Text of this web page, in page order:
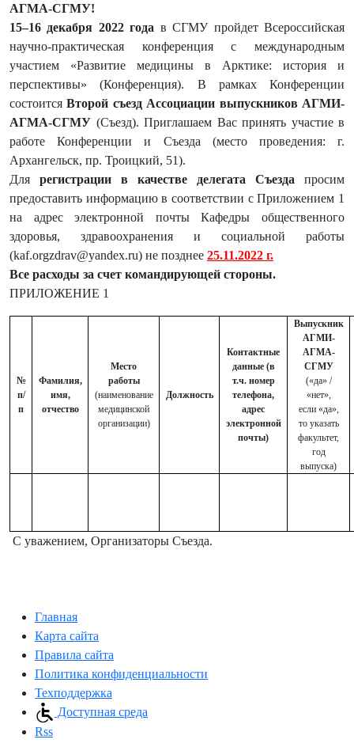
АГМА-СГМУ!
15–16 декабря 2022 года в СГМУ пройдет Всероссийская
научно-практическая конференция с международным
участием «Развитие медицины в Арктике: история и
перспективы» (Конференция). В рамках Конференции
состоитсяВторой съезд Ассоциации выпускников АГМИ-
АГМА-СГМУ (Съезд). Приглашаем Вас принять участие в
работе Конференции и Съезда (место проведения: г.
Архангельск, пр. Троицкий, 51).
Для регистрации в качестве делегата Съезда просим
предоставить информацию в соответствии с Приложением 1
на адрес электронной почты Кафедры общественного
здоровья, здравоохранения и социальной работы
(kaf.orgzdrav@yandex.ru) не позднее 25.11.2022 г.
Все расходы за счет командирующей стороны.
ПРИЛОЖЕНИЕ 1
№
п/
п
Фамилия,
имя,
отчество
Место
работы
(наименование
медицинской
организации)
Должность
Контактные
данные (в
т.ч. номер
телефона,
адрес
электронной
почты)
Выпускник
АГМИ-
АГМА-
СГМУ
(«да» /
«нет»,
если «да»,
то указать
факультет,
год
выпуска)
С уважением, Организаторы Съезда.
Главная
Карта сайта
Правила сайта
Политика конфиденциальности
Техподдержка
Доступная среда
Rss